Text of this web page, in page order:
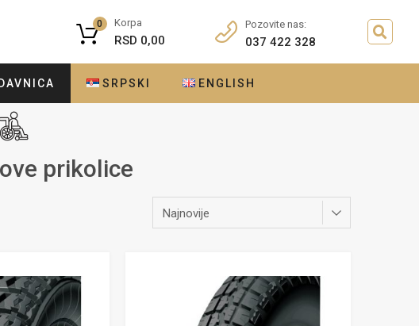
Korpa
RSD 0,00
0 Pozovite nas:
037 422 328
SRPSKI ENGLISH
prikolice